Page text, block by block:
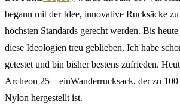
begann mit der Idee, innovative Rucksäcke
höchsten Standards gerecht werden. Bis
diese Ideologien treu geblieben. Ich habe
getestet und bin bisher bestens zufrieden.
Archeon 25 – einWanderrucksack, der zu
Nylon hergestellt ist.